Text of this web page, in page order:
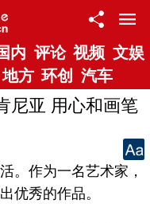
内 评论 视频 文娱
地方 环创 汽车
尼亚 用心和画笔
作为一名艺术家，
优秀的作品。